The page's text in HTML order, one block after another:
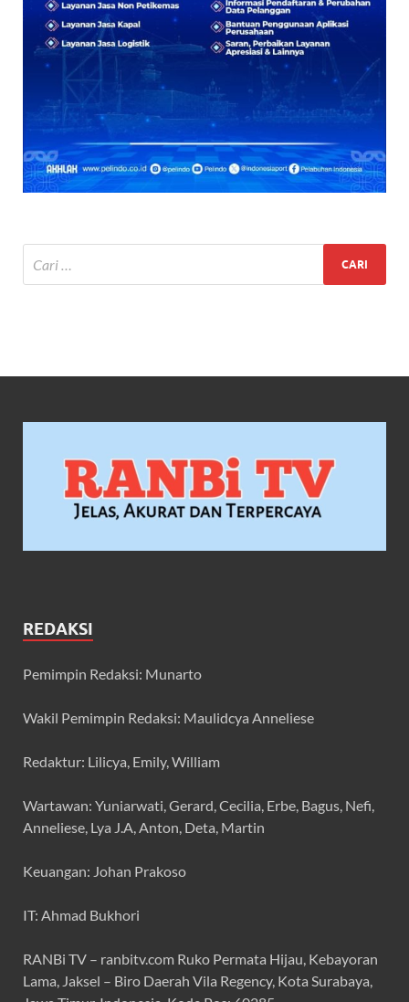
REDAKSI
Pemimpin Redaksi: Munarto
Wakil Pemimpin Redaksi: Maulidcya Anneliese
Redaktur: Lilicya, Emily, William
Wartawan: Yuniarwati, Gerard, Cecilia, Erbe, Bagus, Nefi,
Anneliese, Lya J.A, Anton, Deta, Martin
Keuangan: Johan Prakoso
IT: Ahmad Bukhori
RANBi TV – ranbitv.com Ruko Permata Hijau, Kebayoran
Lama, Jaksel – Biro Daerah Vila Regency, Kota Surabaya,